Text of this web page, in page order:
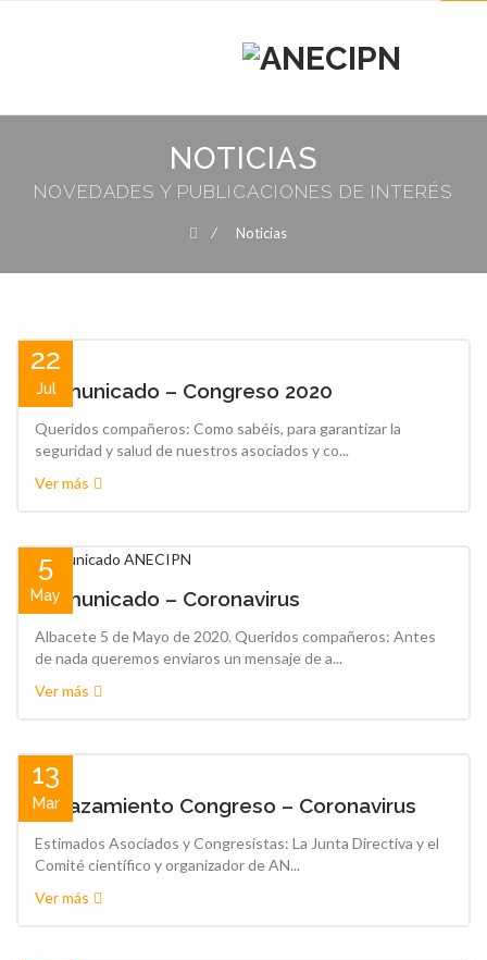
NOTICIAS
NOVEDADES Y PUBLICACIONES DE INTERÉS
⁄ Noticias
22
Jul
Comunicado – Congreso 2020
Queridos compañeros: Como sabéis, para garantizar la
seguridad y salud de nuestros asociados y co...
Ver más
5
May
Comunicado – Coronavirus
Albacete 5 de Mayo de 2020. Queridos compañeros: Antes
de nada queremos enviaros un mensaje de a...
Ver más
13
Mar
Aplazamiento Congreso – Coronavirus
Estimados Asociados y Congresistas: La Junta Directiva y el
Comité científico y organizador de AN...
Ver más